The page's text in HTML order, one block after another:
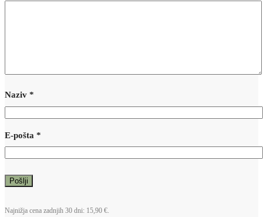
Naziv *
E-pošta *
Najnižja cena zadnjih 30 dni: 15,90 €.